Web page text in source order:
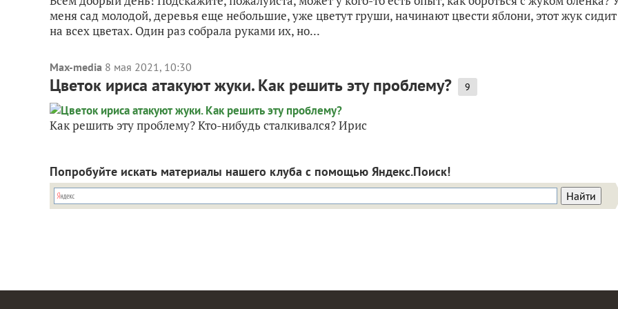
меня сад молодой, деревья еще небольшие, уже цветут груши, начинают цвести яблони, этот жук сидит
на всех цветах. Один раз собрала руками их, но...
Max-media 8 мая 2021, 10:30
Цветок ириса атакуют жуки. Как решить эту проблему? 9
Как решить эту проблему? Кто-нибудь сталкивался? Ирис
Попробуйте искать материалы нашего клуба с помощью Яндекс.Поиск!